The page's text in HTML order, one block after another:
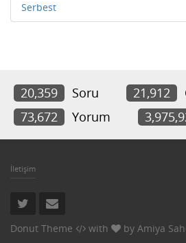
Serbest
20,359 Soru 21,912
73,672
Yorum
İletişim
Donut Theme with by Amiya